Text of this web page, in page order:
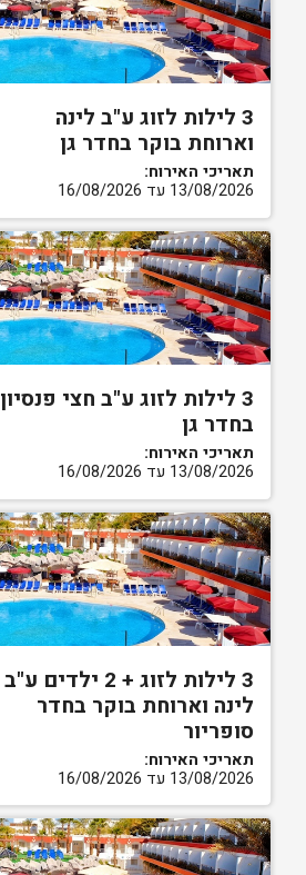
3 לילות לזוג ע"ב לינה
וארוחת בוקר בחדר גן
תאריכי האירוח:
13/08/2026 עד 16/08/2026
3 לילות לזוג ע"ב חצי פנסיון
בחדר גן
תאריכי האירוח:
13/08/2026 עד 16/08/2026
3 לילות לזוג + 2 ילדים ע"ב
לינה וארוחת בוקר בחדר
סופריור
תאריכי האירוח:
13/08/2026 עד 16/08/2026